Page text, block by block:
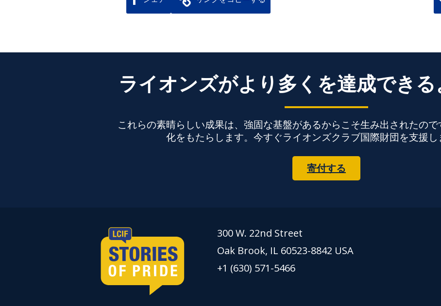
ライオンズがより多くを達成でき
これらの素晴らしい成果は、強固な基盤があるからこそ生み出されたの
化をもたらします。今すぐライオンズクラブ国際財団を支援し
寄付する
300 W. 22nd Street
Oak Brook, IL 60523-8842 USA
+1 (630) 571-5466